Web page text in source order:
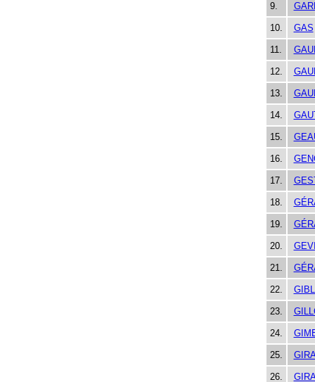
9.
10. GAS
11.
12.
13.
14.
15.
16.
17.
18.
19.
20.
21.
22.
23.
24.
25.
26.